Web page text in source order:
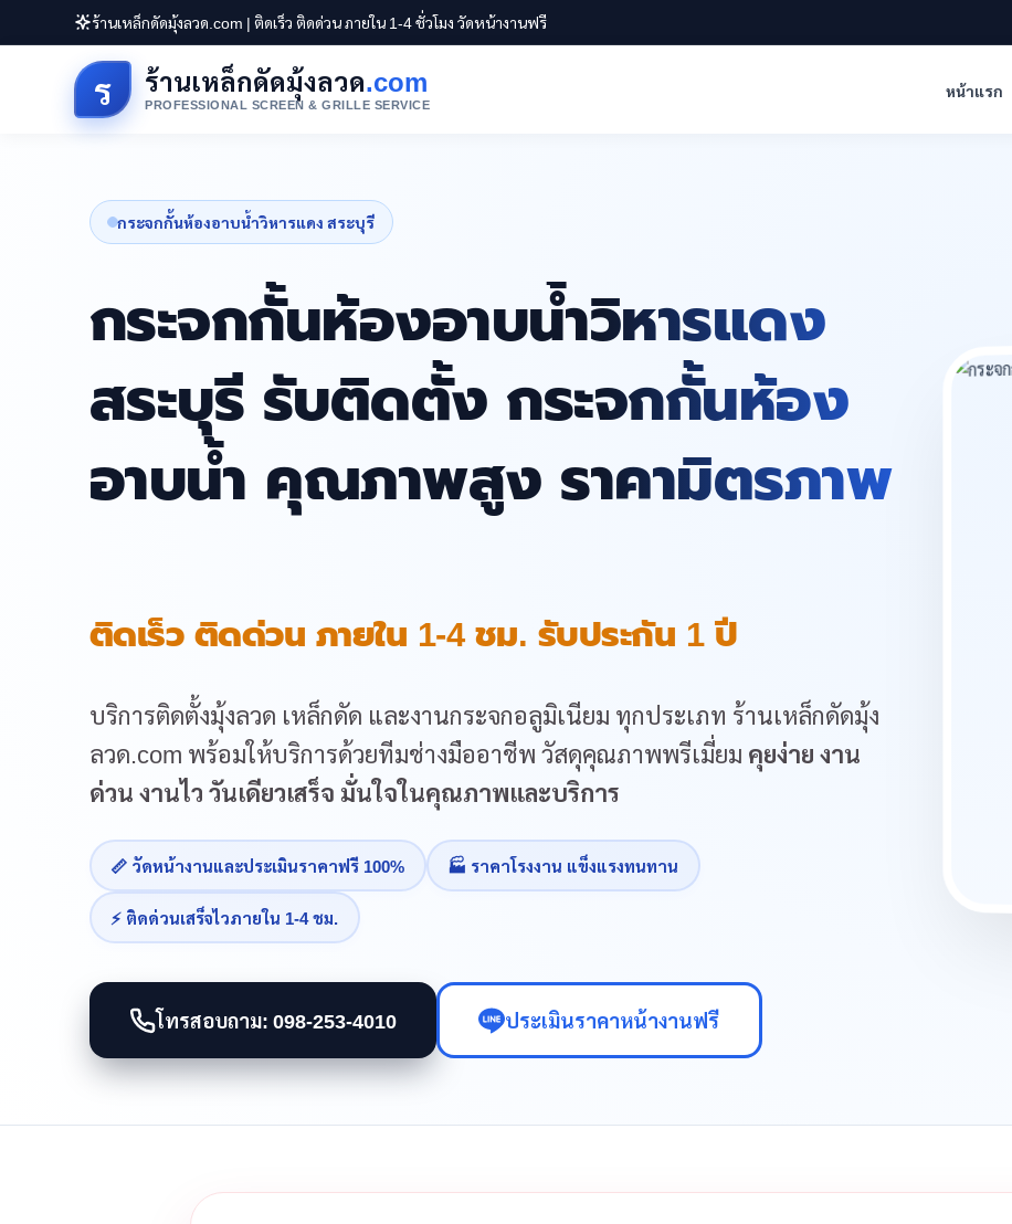
ร้านเหล็กดัดมุ้งลวด.com | ติดเร็ว ติดด่วน ภายใน 1-4 ชั่วโมง วัดหน้างานฟรี
ร ร้านเหล็กดัดมุ้งลวด.com
PROFESSIONAL SCREEN & GRILLE SERVICE
หน้าแรก
กระจกกั้นห้องอาบน้ำวิหารแดง สระบุรี
กระจกกั้นห้องอาบน้ำวิหารแดง
สระบุรี รับติดตั้ง กระจกกั้นห้อง
อาบน้ำ คุณภาพสูง ราคามิตรภาพ
ติดเร็ว ติดด่วน ภายใน 1-4 ชม. รับประกัน 1 ปี
บริการติดตั้งมุ้งลวด เหล็กดัด และงานกระจกอลูมิเนียม ทุกประเภท ร้านเหล็กดัดมุ้ง
ลวด.com พร้อมให้บริการด้วยทีมช่างมืออาชีพ วัสดุคุณภาพพรีเมี่ยม คุยง่าย งาน
ด่วน งานไว วันเดียวเสร็จ มั่นใจในคุณภาพและบริการ
📏 วัดหน้างานและประเมินราคาฟรี 100% 🏭 ราคาโรงงาน แข็งแรงทนทาน
⚡ ติดด่วนเสร็จไวภายใน 1-4 ชม.
โทรสอบถาม: 098-253-4010 ประเมินราคาหน้างานฟรี